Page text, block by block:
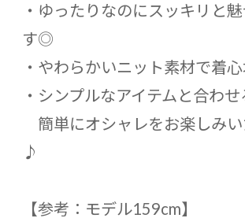
・ゆったりなのにスッキリと
す◎
・やわらかいニット素材で着
・シンプルなアイテムと合わ
簡単にオシャレをお楽しみ
♪
【参考：モデル159cm】